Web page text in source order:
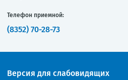
Телефон приемной:
(8352) 70-28-73
Версия для слабовидящих